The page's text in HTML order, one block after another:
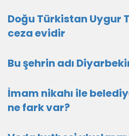
Doğu Türkistan Uygur
ceza evidir
Bu şehrin adı
İmam nikahı ile
ne fark var?